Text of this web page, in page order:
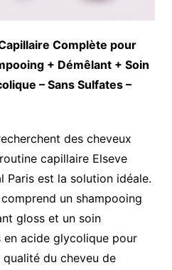
Complète pour
+ Démêlant + Soin
– Sans Sulfates –
des cheveux
capillaire Elseve
Paris est la solution idéale.
un shampooing
gloss et un soin
en acide glycolique pour
du cheveu de